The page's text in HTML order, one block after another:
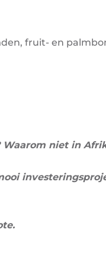
fruit- en
niet in